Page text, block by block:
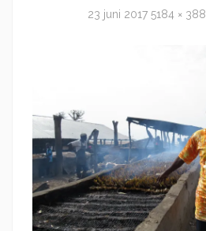
23 juni 2017 5184 ×